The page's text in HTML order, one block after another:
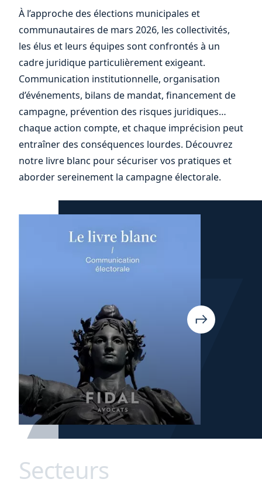
ou
À l’approche des élections municipales et
communautaires de mars 2026, les collectivités,
les élus et leurs équipes sont confrontés à un
cadre juridique particulièrement exigeant.
Communication institutionnelle, organisation
d’événements, bilans de mandat, financement de
campagne, prévention des risques juridiques…
chaque action compte, et chaque imprécision peut
entraîner des conséquences lourdes. Découvrez
notre livre blanc pour sécuriser vos pratiques et
aborder sereinement la campagne électorale.
Secteurs